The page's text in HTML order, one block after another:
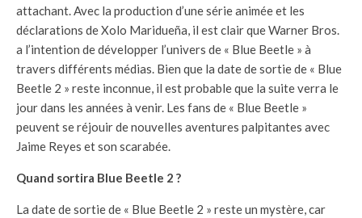
attachant. Avec la production d’une série animée et les
déclarations de Xolo Maridueña, il est clair que Warner Bros.
a l’intention de développer l’univers de « Blue Beetle » à
travers différents médias. Bien que la date de sortie de « Blue
Beetle 2 » reste inconnue, il est probable que la suite verra le
jour dans les années à venir. Les fans de « Blue Beetle »
peuvent se réjouir de nouvelles aventures palpitantes avec
Jaime Reyes et son scarabée.
Quand sortira Blue Beetle 2 ?
La date de sortie de « Blue Beetle 2 » reste un mystère, car